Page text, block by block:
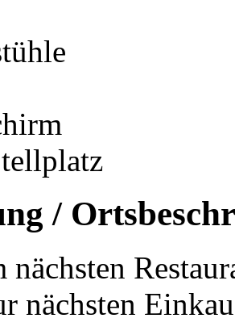
/
nächsten
nächsten